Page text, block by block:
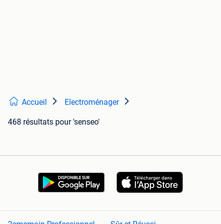
Accueil Electroménager
468 résultats pour 'senseo'